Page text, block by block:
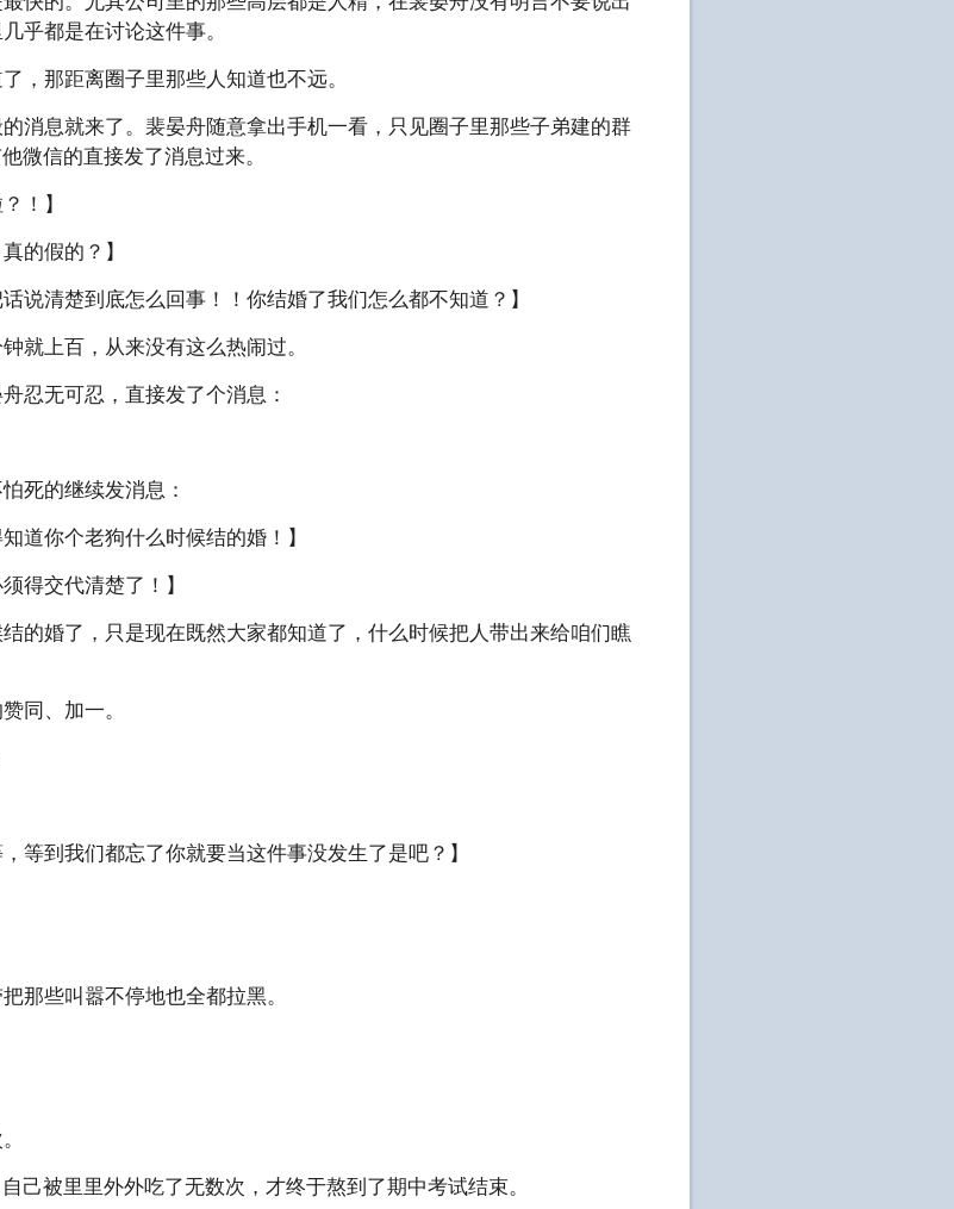
乎都是在讨论这件事。
那距离圈子里那些人知道也不远。
息就来了。裴晏舟随意拿出手机一看，只见圈子里那些子弟建的群
微信的直接发了消息过来。
！】
的假的？】
清楚到底怎么回事！！你结婚了我们怎么都不知道？】
上百，从来没有这么热闹过。
无可忍，直接发了个消息：
死的继续发消息：
你个老狗什么时候结的婚！】
交代清楚了！】
婚了，只是现在既然大家都知道了，什么时候把人带出来给咱们瞧
同、加一。
到我们都忘了你就要当这件事没发生了是吧？】
些叫嚣不停地也全都拉黑。
被里里外外吃了无数次，才终于熬到了期中考试结束。